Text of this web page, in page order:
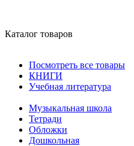
Каталог товаров
Посмотреть все товары
КНИГИ
Учебная литература
Музыкальная школа
Тетради
Обложки
Дошкольная